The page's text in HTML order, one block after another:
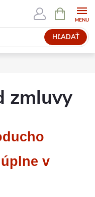
HĽADAŤ
KOŠÍK
zmluvy
v